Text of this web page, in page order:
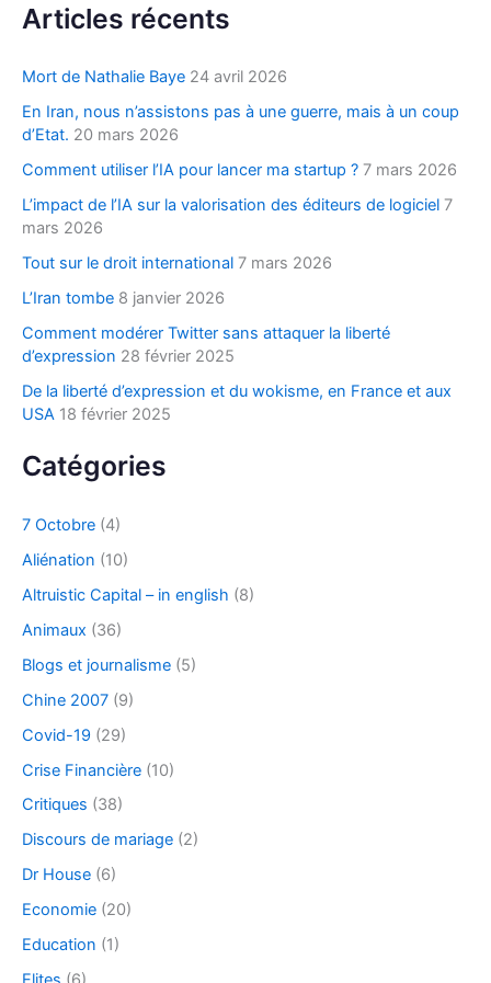
h
c
h
r
:
Articles récents
Mort de Nathalie Baye 24 avril 2026
En Iran, nous n’assistons pas à une guerre, mais à un coup
d’Etat. 20 mars 2026
Comment utiliser l’IA pour lancer ma startup ? 7 mars 2026
L’impact de l’IA sur la valorisation des éditeurs de logiciel 7
mars 2026
Tout sur le droit international 7 mars 2026
L’Iran tombe 8 janvier 2026
Comment modérer Twitter sans attaquer la liberté
d’expression 28 février 2025
De la liberté d’expression et du wokisme, en France et aux
USA 18 février 2025
Catégories
7 Octobre (4)
Aliénation (10)
Altruistic Capital – in english (8)
Animaux (36)
Blogs et journalisme (5)
Chine 2007 (9)
Covid-19 (29)
Crise Financière (10)
Critiques (38)
Discours de mariage (2)
Dr House (6)
Economie (20)
Education (1)